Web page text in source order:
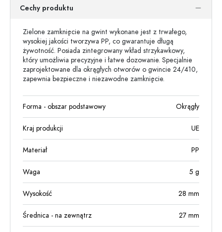
Cechy produktu
Zielone zamknięcie na gwint wykonane jest z trwałego,
wysokiej jakości tworzywa PP, co gwarantuje długą
żywotność. Posiada zintegrowany wkład strzykawkowy,
który umożliwia precyzyjne i łatwe dozowanie. Specjalnie
zaprojektowane dla okrągłych otworów o gwincie 24/410,
zapewnia bezpieczne i niezawodne zamknięcie.
Forma - obszar podstawowy Okrągły
Kraj produkcji UE
Materiał PP
Waga 5 g
Wysokość 28 mm
Średnica - na zewnątrz 27 mm